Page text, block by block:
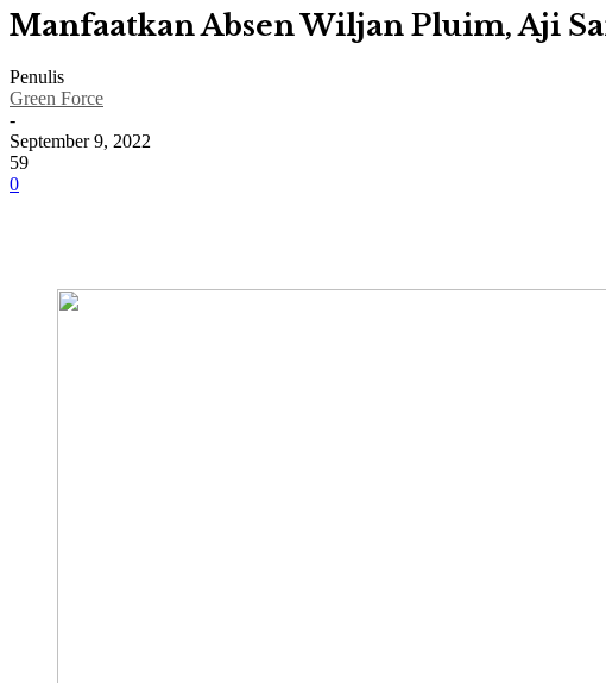
Manfaatkan Absen Wiljan Pluim, Aji
Penulis
Green Force
-
September 9, 2022
59
0